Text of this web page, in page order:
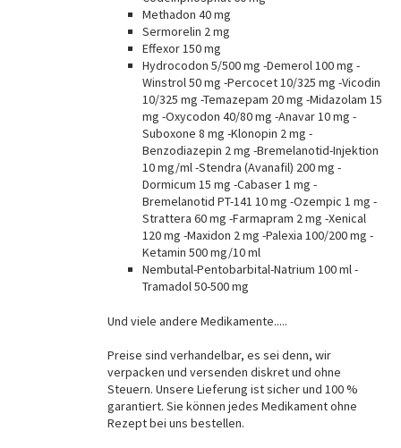
Methadon 40 mg
Sermorelin 2 mg
Effexor 150 mg
Hydrocodon 5/500 mg -Demerol 100 mg -
Winstrol 50 mg -Percocet 10/325 mg -Vicodin
10/325 mg -Temazepam 20 mg -Midazolam 15
mg -Oxycodon 40/80 mg -Anavar 10 mg -
Suboxone 8 mg -Klonopin 2 mg -
Benzodiazepin 2 mg -Bremelanotid-Injektion
10 mg/ml -Stendra (Avanafil) 200 mg -
Dormicum 15 mg -Cabaser 1 mg -
Bremelanotid PT-141 10 mg -Ozempic 1 mg -
Strattera 60 mg -Farmapram 2 mg -Xenical
120 mg -Maxidon 2 mg -Palexia 100/200 mg -
Ketamin 500 mg/10 ml
Nembutal-Pentobarbital-Natrium 100 ml -
Tramadol 50-500 mg
Und viele andere Medikamente.....
Preise sind verhandelbar, es sei denn, wir
verpacken und versenden diskret und ohne
Steuern. Unsere Lieferung ist sicher und 100 %
garantiert. Sie können jedes Medikament ohne
Rezept bei uns bestellen.